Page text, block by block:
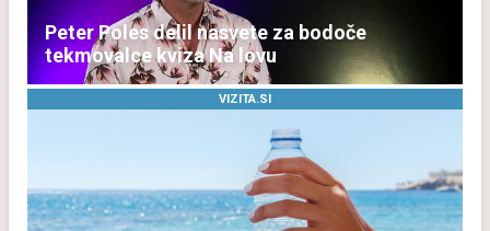
Peter Poles delil nasvete za bodoče
tekmovalce kviza Na lovu
VIZITA.SI